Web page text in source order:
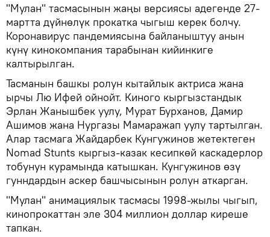
"Мулан" тасмасынын жаңы версиясы адегенде 27-
мартта дүйнөлүк прокатка чыгыш керек болчу.
Коронавирус пандемиясына байланыштуу анын
күнү кинокомпания тарабынан кийинкиге
калтырылган.
Тасманын башкы ролун кытайлык актриса жана
ырчы Лю Ифей ойнойт. Киного кыргызстандык
Эрлан Жанышбек уулу, Мурат Бурханов, Дамир
Ашимов жана Нургазы Мамаражап уулу тартылган.
Алар тасмага Жайдарбек Кунгужинов жетектеген
Nomad Stunts кыргыз-казак кесипкөй каскадерлор
тобунун курамында катышкан. Кунгужинов өзү
гунндардын аскер башчысынын ролун аткарган.
"Мулан" анимациялык тасмасы 1998-жылы чыгып,
кинопрокаттан эле 304 миллион доллар киреше
тапкан.